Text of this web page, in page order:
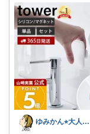
ゆみかん⭐︎大人の暮らし研究室